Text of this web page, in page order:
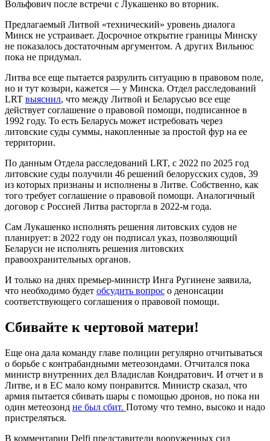
Вольфович после встречи с Лукашенко во вторник.
Предлагаемый Литвой «технический» уровень диалога
Минск не устраивает. Досрочное открытие границы Минску
не показалось достаточным аргументом. А других Вильнюс
пока не придумал.
Литва все еще пытается разрулить ситуацию в правовом поле,
но и тут козыри, кажется — у Минска. Отдел расследований
LRT выяснил, что между Литвой и Беларусью все еще
действует соглашение о правовой помощи, подписанное в
1992 году. То есть Беларусь может истребовать через
литовские суды суммы, накопленные за простой фур на ее
территории.
По данным Отдела расследований LRT, с 2022 по 2025 год
литовские суды получили 46 решений белорусских судов, 39
из которых признаны и исполнены в Литве. Собственно, как
того требует соглашение о правовой помощи. Аналогичный
договор с Россией Литва расторгла в 2022-м года.
Сам Лукашенко исполнять решения литовских судов не
планирует: в 2022 году он подписал указ, позволяющий
Беларуси не исполнять решения литовских
правоохранительных органов.
И только на днях премьер-министр Инга Ругинене заявила,
что необходимо будет обсудить вопрос о денонсации
соответствующего соглашения о правовой помощи.
Сбивайте к чертовой матери!
Еще она дала команду главе полиции регулярно отчитываться
о борьбе с контрабандными метеозондами. Отчитался пока
министр внутренних дел Владислав Кондратович. И отчет и в
Литве, и в ЕС мало кому понравится. Министр сказал, что
армия пытается сбивать шары с помощью дронов, но пока ни
один метеозонд не был сбит. Потому что темно, высоко и надо
пристреляться.
В комментарии Delfi представители вооруженных сил